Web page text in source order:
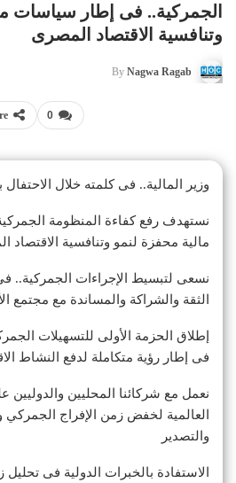
الجمركية.. فى إطار سياسات
وتنافسية الاقتصاد المصرى
By Nagwa Ragab
0
وزير المالية.. فى كلمته خلال
نستهدف رفع كفاءة المنظومة
مالية محفزة لنمو وتنافسية الاقتصاد
نسعى لتبسيط الإجراءات الجمركية..
الثقة والشراكة والمساندة مع مجتمع
إطلاق الحزمة الأولى للتسهيلات
فى إطار رؤية متكاملة لدفع النشاط
نعمل مع شركائنا المحليين
العالمية لخفض زمن الإفراج الجمركي
والتصدير
الاستفادة بالخبرات الدولية فى